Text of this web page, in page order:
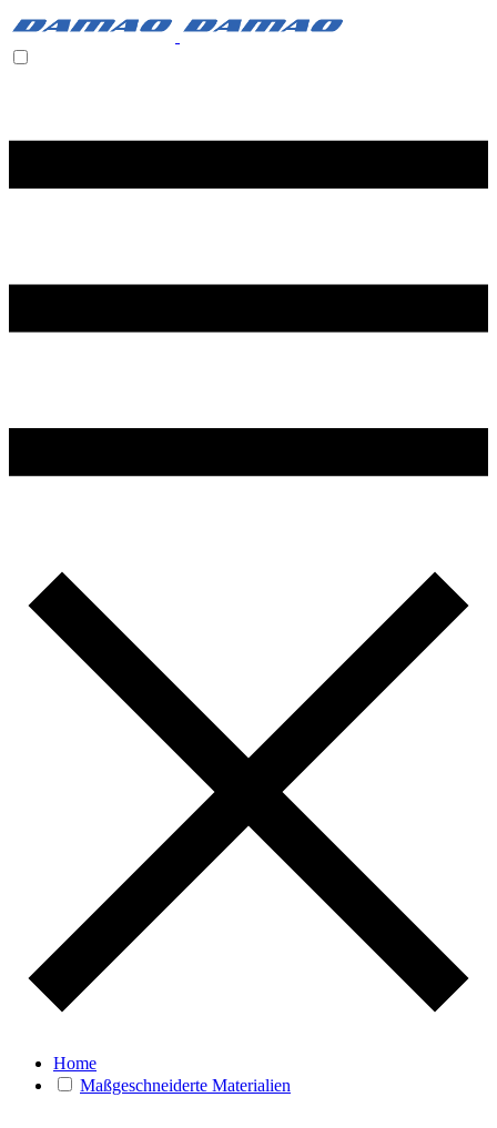
Home
Maßgeschneiderte Materialien